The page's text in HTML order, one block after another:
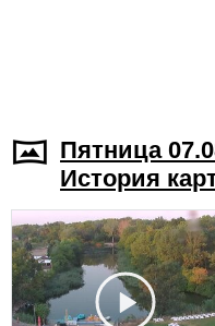
Пятница
История